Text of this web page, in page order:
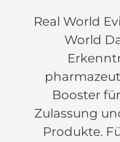
Real World
World
Booster
Zulassung
Produkte.